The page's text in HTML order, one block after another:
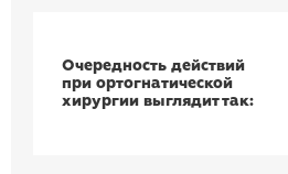
Очередность действий
при ортогнатической
хирургии выглядит так: